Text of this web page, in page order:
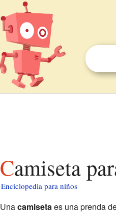
Camiseta
Enciclopedia para niños
Unacamisetaes una prenda